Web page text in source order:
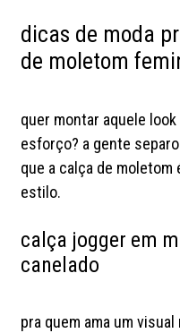
dicas de moda
de moletom
quer montar aquele
esforço? a gente
que a calça de
estilo.
calça jogger em
canelado
pra quem ama um